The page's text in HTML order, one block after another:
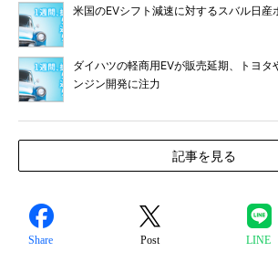
米国のEVシフト減速に対するスバル日産
ダイハツの軽商用EVが販売延期、トヨタ
ンジン開発に注力
記事を見る
Share Post LINE